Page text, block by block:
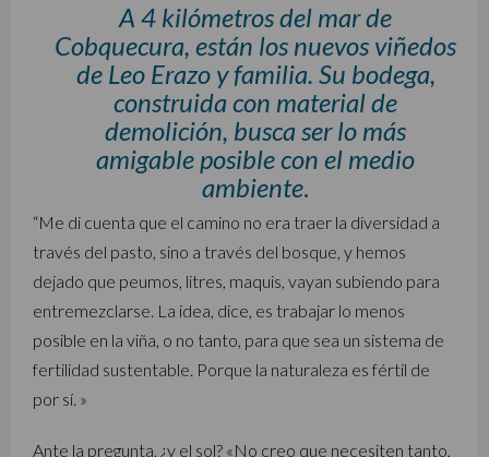
A 4 kilómetros del mar de
Cobquecura, están los nuevos viñedos
de Leo Erazo y familia. Su bodega,
construida con material de
demolición, busca ser lo más
amigable posible con el medio
ambiente.
“Me di cuenta que el camino no era traer la diversidad a
través del pasto, sino a través del bosque, y hemos
dejado que peumos, litres, maquis, vayan subiendo para
entremezclarse. La idea, dice, es trabajar lo menos
posible en la viña, o no tanto, para que sea un sistema de
fertilidad sustentable. Porque la naturaleza es fértil de
por sí. »
Ante la pregunta, ¿y el sol? «No creo que necesiten tanto,